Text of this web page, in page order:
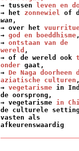
→ tussen
leven en
→ het zonnewiel of
wan ,
→ over het
→ god en boeddhisme
→ ontstaan van de
wereld ,
→ of de wereld ook
onder gaat,
→ De Naga doorheen
aziatische culturen
→ vegetarisme in
de oorsprong,
→ vegetarisme in
de culturele
vasten als
afkeurenswaardig